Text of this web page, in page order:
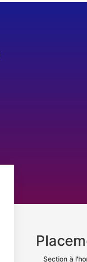
Section à